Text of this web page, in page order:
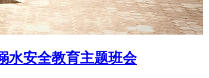
水安全教育主题班会